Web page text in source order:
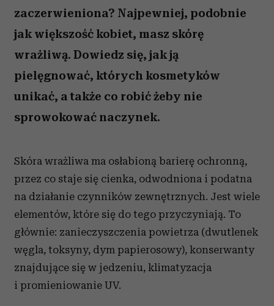
zaczerwieniona? Najpewniej, podobnie
jak większość kobiet, masz skórę
wrażliwą. Dowiedz się, jak ją
pielęgnować, których kosmetyków
unikać, a także co robić żeby nie
sprowokować naczynek.
Skóra wrażliwa ma osłabioną barierę ochronną,
przez co staje się cienka, odwodniona i podatna
na działanie czynników zewnętrznych. Jest wiele
elementów, które się do tego przyczyniają. To
głównie: zanieczyszczenia powietrza (dwutlenek
węgla, toksyny, dym papierosowy), konserwanty
znajdujące się w jedzeniu, klimatyzacja
i promieniowanie UV.